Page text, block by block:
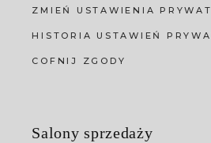
ZMIEŃ USTAWIENIA
HISTORIA USTAWIEŃ
COFNIJ ZGODY
Salony sprzedaży